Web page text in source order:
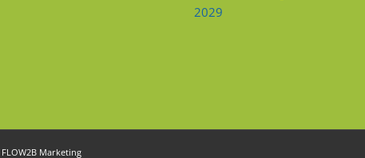
2029
FLOW2B Marketing